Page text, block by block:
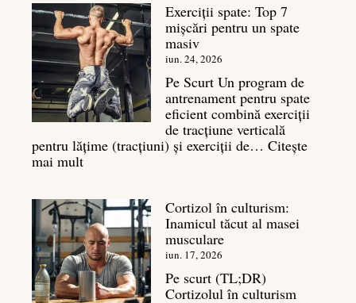
este
sa
cu
masa
musculară
Exerciții spate: Top 7
mișcări pentru un spate
masiv
iun. 24, 2026
Pe Scurt Un program de
antrenament pentru spate
eficient combină exerciții
de tracțiune verticală
pentru lățime (tracțiuni) și exerciții de… Citește
mai mult:
Top
7
mișcări
pentru
un
spate
Cortizol în culturism:
Inamicul tăcut al masei
musculare
iun. 17, 2026
Pe scurt (TL;DR)
Cortizolul în culturism